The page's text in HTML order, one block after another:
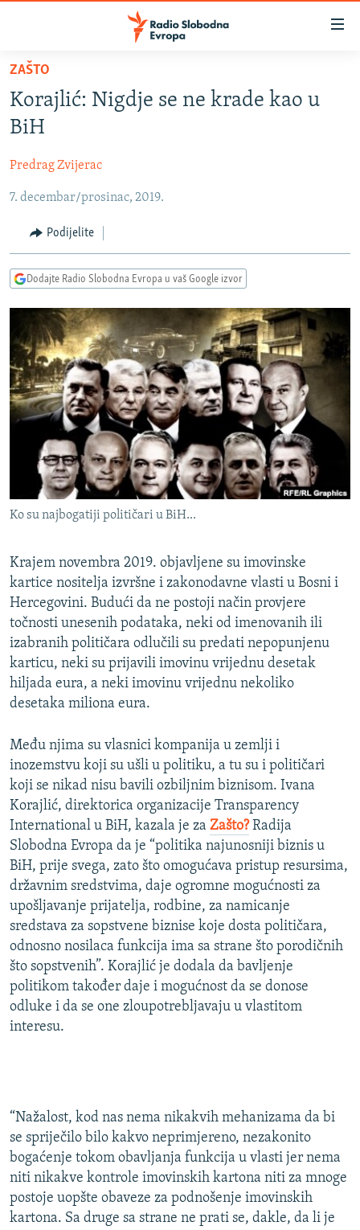
Pređite
glavni
sadržaj
na
navigaciju
Pređite
pretragu
BOSNA I HERCEGOVINA
KOSOVO
CRNA GORA
VIZUELNO
FOTOGALERIJE
INFOGRAFIKE
PODCASTI
RAT U UKRAJINI
KINA NA BALKANU
RSE PRIČE IZ SVIJETA
ISPRIČAJ MI
DNEVNO@RSE
SPECIJALI RSE
VIŠE OD NASLOVA
GENOCID U SREBRENICI
POPLAVE I KLIZIŠTA U BIH 2024.
POST SCRIPTUM
MOJA EVROPA
TRI DECENIJE OD RATA U BIH
SVE KARTE DEJTONA
NASTANAK I RASPAD JUGOSLAVIJE
PRATITE NAS
Sve RFE/RL stranice
ZAŠTO
Korajlić: Nigdje se ne krade kao u
BiH
Predrag Zvijerac
7. decembar/prosinac, 2019.
Podijelite
Dodajte Radio Slobodna Evropa u vaš Google izvor
Ko su najbogatiji političari u BiH...
Krajem novembra 2019. objavljene su imovinske
kartice nositelja izvršne i zakonodavne vlasti u Bosni i
Hercegovini. Budući da ne postoji način provjere
točnosti unesenih podataka, neki od imenovanih ili
izabranih političara odlučili su predati nepopunjenu
karticu, neki su prijavili imovinu vrijednu desetak
hiljada eura, a neki imovinu vrijednu nekoliko
desetaka miliona eura.
Među njima su vlasnici kompanija u zemlji i
inozemstvu koji su ušli u politiku, a tu su i političari
koji se nikad nisu bavili ozbiljnim biznisom. Ivana
Korajlić, direktorica organizacije Transparency
International u BiH, kazala je za Zašto?Radija
Slobodna Evropa da je “politika najunosniji biznis u
BiH, prije svega, zato što omogućava pristup resursima,
državnim sredstvima, daje ogromne mogućnosti za
upošljavanje prijatelja, rodbine, za namicanje
sredstava za sopstvene biznise koje dosta političara,
odnosno nosilaca funkcija ima sa strane što porodičnih
što sopstvenih”. Korajlić je dodala da bavljenje
politikom također daje i mogućnost da se donose
odluke i da se one zloupotrebljavaju u vlastitom
interesu.
“Nažalost, kod nas nema nikakvih mehanizama da bi
se spriječilo bilo kakvo neprimjereno, nezakonito
bogaćenje tokom obavljanja funkcija u vlasti jer nema
niti nikakve kontrole imovinskih kartona niti za mnoge
postoje uopšte obaveze za podnošenje imovinskih
kartona. Sa druge sa strane ne prati se, dakle, da li je